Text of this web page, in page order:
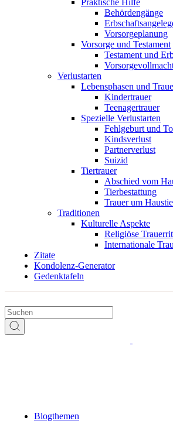
Praktische Hilfe
Behördengänge
Vorsorgeplanung
Vorsorge und Testament
Testament und
Verlustarten
Lebensphasen und
Kindertrauer
Teenagertrauer
Spezielle Verlustarten
Fehlgeburt und
Kindsverlust
Partnerverlust
Suizid
Tiertrauer
Abschied vom
Tierbestattung
Trauer um
Traditionen
Kulturelle Aspekte
Religiöse
Internationale
Zitate
Kondolenz-Generator
Gedenktafeln
Blogthemen